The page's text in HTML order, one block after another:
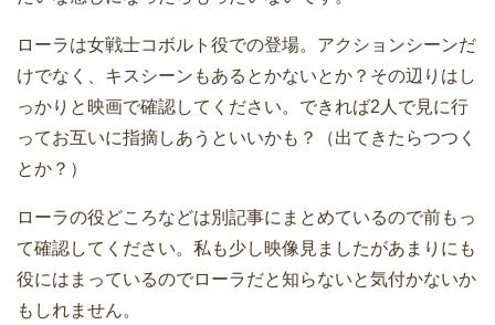
ローラは女戦士コボルト役での登場。アクションシーンだ
けでなく、キスシーンもあるとかないとか？その辺りはし
っかりと映画で確認してください。できれば2人で見に行
ってお互いに指摘しあうといいかも？（出てきたらつつく
とか？）
ローラの役どころなどは別記事にまとめているので前もっ
て確認してください。私も少し映像見ましたがあまりにも
役にはまっているのでローラだと知らないと気付かないか
もしれません。